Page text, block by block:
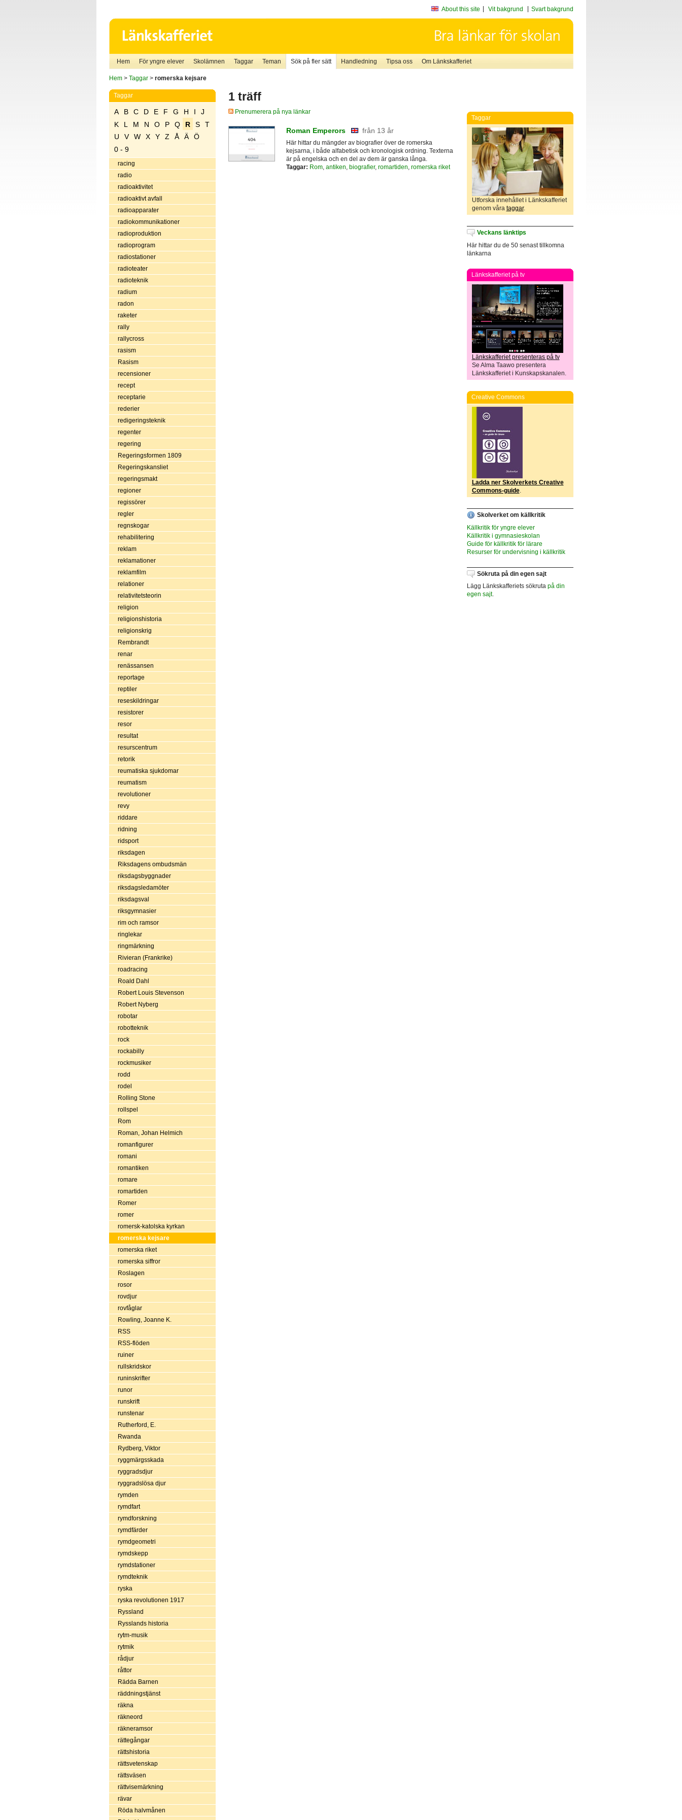
About this site Vit bakgrund Svart bakgrund
Hem För yngre elever Skolämnen Taggar Teman Sök på fler sätt Handledning Tipsa oss Om Länkskafferiet
Hem> Taggar> romerska kejsare
Taggar
A B C D E F G H I
J
K
L M N O P Q R S
T
U
V W X Y Z Å Ä
Ö
0 - 9
racing
radio
radioaktivitet
radioaktivt avfall
radioapparater
radiokommunikationer
radioproduktion
radioprogram
radiostationer
radioteater
radioteknik
radium
radon
raketer
rally
rallycross
rasism
Rasism
recensioner
recept
receptarie
rederier
redigeringsteknik
regenter
regering
Regeringsformen 1809
Regeringskansliet
regeringsmakt
regioner
regissörer
regler
regnskogar
rehabilitering
reklam
reklamationer
reklamfilm
relationer
relativitetsteorin
religion
religionshistoria
religionskrig
Rembrandt
renar
renässansen
reportage
reptiler
reseskildringar
resistorer
resor
resultat
resurscentrum
retorik
reumatiska sjukdomar
reumatism
revolutioner
revy
riddare
ridning
ridsport
riksdagen
Riksdagens ombudsmän
riksdagsbyggnader
riksdagsledamöter
riksdagsval
riksgymnasier
rim och ramsor
ringlekar
ringmärkning
Rivieran (Frankrike)
roadracing
Roald Dahl
Robert Louis Stevenson
Robert Nyberg
robotar
robotteknik
rock
rockabilly
rockmusiker
rodd
rodel
Rolling Stone
rollspel
Rom
Roman, Johan Helmich
romanfigurer
romani
romantiken
romare
romartiden
Romer
romer
romersk-katolska kyrkan
romerska kejsare
romerska riket
romerska siffror
Roslagen
rosor
rovdjur
rovfåglar
Rowling, Joanne K.
RSS
RSS-flöden
ruiner
rullskridskor
runinskrifter
runor
runskrift
runstenar
Rutherford, E.
Rwanda
Rydberg, Viktor
ryggmärgsskada
ryggradsdjur
ryggradslösa djur
rymden
rymdfart
rymdforskning
rymdfärder
rymdgeometri
rymdskepp
rymdstationer
rymdteknik
ryska
ryska revolutionen 1917
Ryssland
Rysslands historia
rytm-musik
rytmik
rådjur
råttor
Rädda Barnen
räddningstjänst
räkna
räkneord
räkneramsor
rättegångar
rättshistoria
rättsvetenskap
rättsväsen
rättvisemärkning
rävar
Röda halvmånen
1 träff
Prenumerera på nya länkar
Roman Emperors från 13 år
Här hittar du mängder av biografier över de romerska
kejsarna, i både alfabetisk och kronologisk ordning. Texterna
är på engelska och en del av dem är ganska långa.
Taggar: Rom, antiken biografier, romartiden romerska riket
Taggar
Utforska innehållet i Länkskafferiet
genom våra taggar.
Veckans länktips
Här hittar du de 50 senast tillkomna
länkarna
Länkskafferiet på tv
Länkskafferiet presenteras på tv
Se Alma Taawo presentera
Länkskafferiet i Kunskapskanalen.
Creative Commons
Ladda ner Skolverkets Creative
Commons-guide.
Skolverket om källkritik
Källkritik för yngre elever
Källkritik i gymnasieskolan
Guide för källkritik för lärare
Resurser för undervisning i källkritik
Sökruta på din egen sajt
Lägg Länkskafferiets sökruta på din
egen sajt.